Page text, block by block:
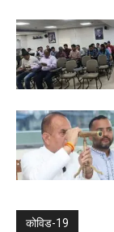
कोविड-19